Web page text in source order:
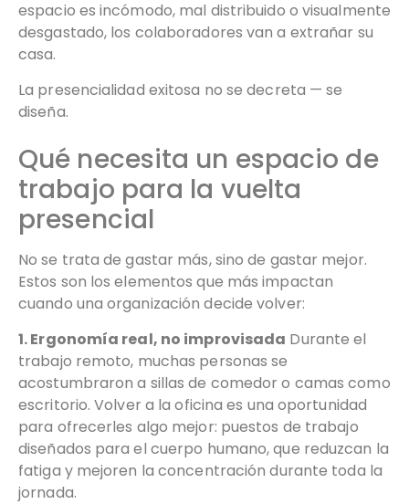
espacio es incómodo, mal distribuido o visualmente
desgastado, los colaboradores van a extrañar su
casa.
La presencialidad exitosa no se decreta — se
diseña.
Qué necesita un espacio de
trabajo para la vuelta
presencial
No se trata de gastar más, sino de gastar mejor.
Estos son los elementos que más impactan
cuando una organización decide volver:
1. Ergonomía real, no improvisada Durante el
trabajo remoto, muchas personas se
acostumbraron a sillas de comedor o camas como
escritorio. Volver a la oficina es una oportunidad
para ofrecerles algo mejor: puestos de trabajo
diseñados para el cuerpo humano, que reduzcan la
fatiga y mejoren la concentración durante toda la
jornada.